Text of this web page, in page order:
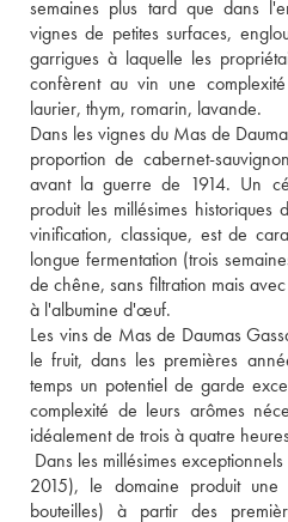
semaines plus tard que dans
vignes de petites surfaces,
garrigues à laquelle les
confèrent au vin une
laurier, thym, romarin, lavande.
Dans les vignes du Mas de
proportion de cabernet-
avant la guerre de 1914. Un
produit les millésimes
vinification, classique, est de
longue fermentation (trois
de chêne, sans filtration mais
à l'albumine d'œuf.
Les vins de Mas de Daumas
le fruit, dans les premières
temps un potentiel de garde
complexité de leurs arômes
idéalement de trois à quatre
Dans les millésimes
2015), le domaine produit
bouteilles) à partir des